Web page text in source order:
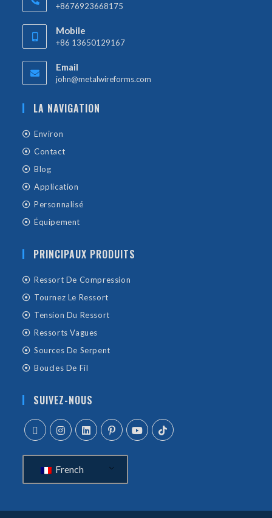
+8676923668175
Mobile
+86 13650129167
Email
john@metalwireforms.com
LA NAVIGATION
Environ
Contact
Blog
Application
Personnalisé
Équipement
PRINCIPAUX PRODUITS
Ressort De Compression
Tournez Le Ressort
Tension Du Ressort
Ressorts Vagues
Sources De Serpent
Boucles De Fil
SUIVEZ-NOUS
French